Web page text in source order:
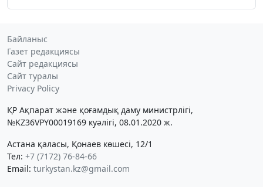
Байланыс
Газет редакциясы
Сайт редакциясы
Сайт туралы
Privacy Policy
ҚР Ақпарат және қоғамдық даму министрлігі,
№KZ36VPY00019169 куәлігі, 08.01.2020 ж.
Астана қаласы, Қонаев көшесі, 12/1
Тел: +7 (7172) 76-84-66
Email: turkystan.kz@gmail.com